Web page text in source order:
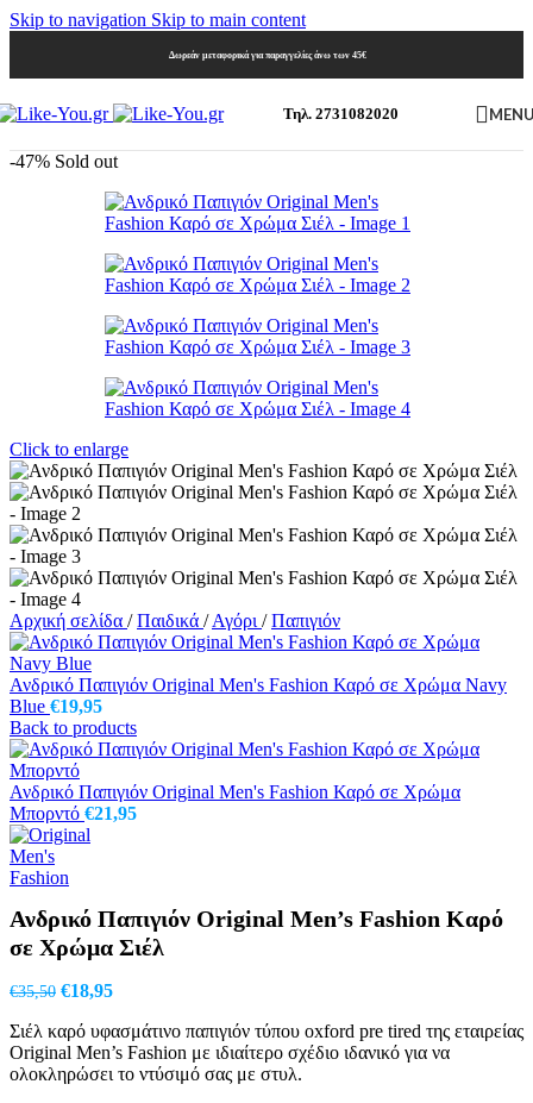
Skip to navigation Skip to main content
Δωρεάν μεταφορικά για παραγγελίες άνω των 45€
Τηλ. 2731082020
-47% Sold out
Click to enlarge
Αρχική σελίδα / Παιδικά / Αγόρι / Παπιγιόν
Ανδρικό Παπιγιόν Original Men's Fashion Καρό σε Χρώμα Navy
Blue €19,95
Back to products
Ανδρικό Παπιγιόν Original Men's Fashion Καρό σε Χρώμα
Μπορντό €21,95
Ανδρικό Παπιγιόν Original Men’s Fashion Καρό
σε Χρώμα Σιέλ
€35,50 Original
was:
€35,50.
€18,95Η
τιμή
είναι:
€18,95.
Σιέλ καρό υφασμάτινο παπιγιόν τύπου oxford pre tired της εταιρείας
Original Men’s Fashion με ιδιαίτερο σχέδιο ιδανικό για να
ολοκληρώσει το ντύσιμό σας με στυλ.